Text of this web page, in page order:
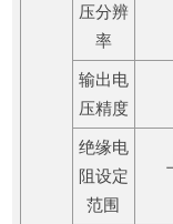
压分辨
率
输出电
压精度
绝缘电
阻设定
范围